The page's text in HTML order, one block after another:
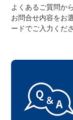
ネット店と店舗
店舗について
店舗検索
お知らせ
よくあるご質問か
お問合せ内容をお
ードでご入力くださ